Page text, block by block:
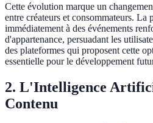
Cette évolution marque un
entre créateurs et consommateurs. La
immédiatement à des événements
d'appartenance, persuadant les
des plateformes qui proposent cette
essentielle pour le développement
2. L'Intelligence
Contenu